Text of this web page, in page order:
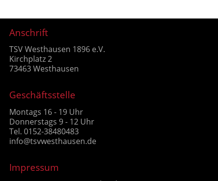
Anschrift
TSV Westhausen 1896 e.V.
Kirchplatz 2
73463 Westhausen
Geschäftsstelle
Montags 16 - 19 Uhr
Donnerstags 9 - 12 Uhr
Tel. 0152-38480483
info@tsvwesthausen.de
Impressum